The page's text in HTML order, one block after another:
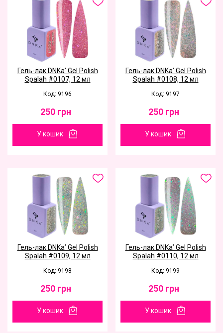
Гель-лак DNKa’ Gel Polish
Spalah #0107, 12 мл
Код: 9196
250 грн
У кошик
Гель-лак DNKa’ Gel Polish
Spalah #0108, 12 мл
Код: 9197
250 грн
У кошик
Гель-лак DNKa’ Gel Polish
Spalah #0109, 12 мл
Код: 9198
250 грн
У кошик
Гель-лак DNKa’ Gel Polish
Spalah #0110, 12 мл
Код: 9199
250 грн
У кошик